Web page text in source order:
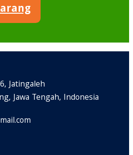
Jatingaleh
Jawa Tengah, Indonesia